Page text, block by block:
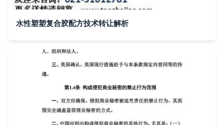
水性塑塑复合胶配方技术转让解析